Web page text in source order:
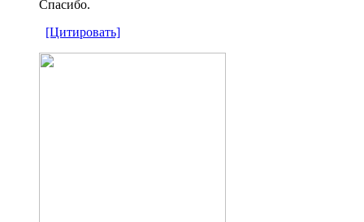
Спасибо.
[Цитировать]